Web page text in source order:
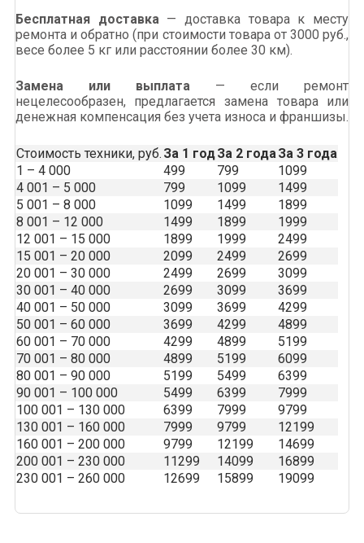
Бесплатная доставка— доставка товара к месту
ремонта и обратно (при стоимости товара от 3000 руб.,
весе более 5 кг или расстоянии более 30 км).
Замена или выплата— если ремонт
нецелесообразен, предлагается замена товара или
денежная компенсация без учета износа и франшизы.
Стоимость техники, руб. За 1 годЗа 2 годаЗа 3 года
1 – 4 000
499 799
1099
4 001 – 5 000
799 1099
1499
5 001 – 8 000
1099 1499
1899
8 001 – 12 000
1499 1899
1999
12 001 – 15 000
1899 1999
2499
15 001 – 20 000
2099 2499
2699
20 001 – 30 000
2499 2699
3099
30 001 – 40 000
2699 3099
3699
40 001 – 50 000
3099 3699
4299
50 001 – 60 000
3699 4299
4899
60 001 – 70 000
4299 4899
5199
70 001 – 80 000
4899 5199
6099
80 001 – 90 000
5199 5499
6399
90 001 – 100 000
5499 6399
7999
100 001 – 130 000
6399 7999
9799
130 001 – 160 000
7999 9799
12199
160 001 – 200 000
9799 12199
14699
200 001 – 230 000
11299 14099
16899
230 001 – 260 000
12699 15899 19099